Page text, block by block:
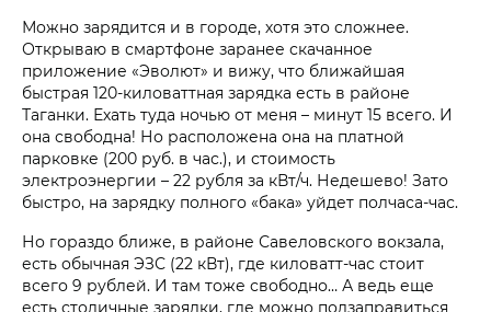
Можно зарядится и в городе, хотя это сложнее.
Открываю в смартфоне заранее скачанное
приложение «Эволют» и вижу, что ближайшая
быстрая 120-киловаттная зарядка есть в районе
Таганки. Ехать туда ночью от меня – минут 15 всего. И
она свободна! Но расположена она на платной
парковке (200 руб. в час.), и стоимость
электроэнергии – 22 рубля за кВт/ч. Недешево! Зато
быстро, на зарядку полного «бака» уйдет полчаса-час.
Но гораздо ближе, в районе Савеловского вокзала,
есть обычная ЭЗС (22 кВт), где киловатт-час стоит
всего 9 рублей. И там тоже свободно… А ведь еще
есть столичные зарядки, где можно подзаправиться